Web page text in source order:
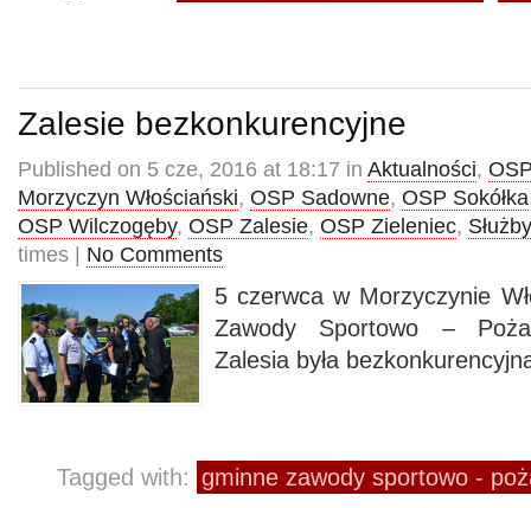
Zalesie bezkonkurencyjne
Published on 5 cze, 2016 at 18:17 in Aktualności,
Morzyczyn Włościański, OSP Sadowne, OSP Sokółka
OSP Wilczogęby, OSP Zalesie, OSP Zieleniec, Służby
times | No Comments
5 czerwca w Morzyczynie
Zawody Sportowo –
Zalesia była
Tagged with: gminne zawody sportowo -